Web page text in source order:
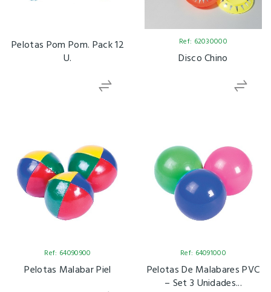
Pelotas Pom Pom. Pack 12
U.
Ref: 62030000
Disco Chino
Ref: 64090900
Pelotas Malabar Piel
Ref: 64091000
Pelotas De Malabares PVC
– Set 3 Unidades...